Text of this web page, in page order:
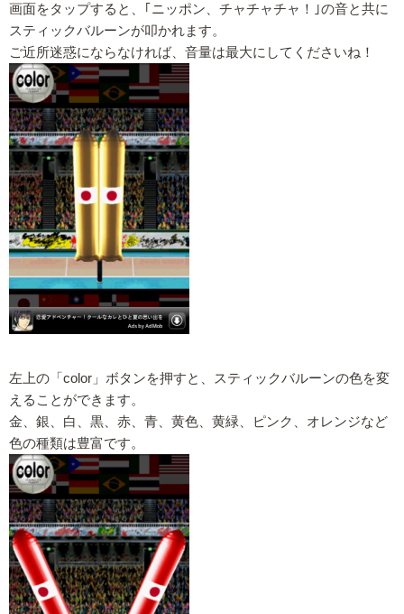
画面をタップすると、｢ニッポン、チャチャチャ！｣の音と共に
スティックバルーンが叩かれます。
ご近所迷惑にならなければ、音量は最大にしてくださいね！
左上の「color」ボタンを押すと、スティックバルーンの色を変
えることができます。
金、銀、白、黒、赤、青、黄色、黄緑、ピンク、オレンジなど
色の種類は豊富です。